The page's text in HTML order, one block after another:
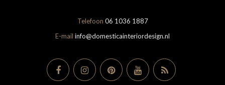
Telefoon 06 1036 1887
E-mail info@domesticainteriordesign.nl